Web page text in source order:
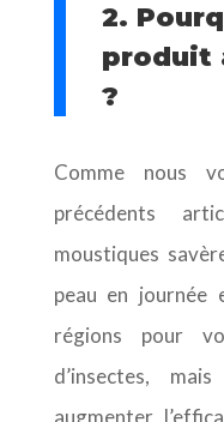
2.
produit
?
Comme nous
précédents
moustiques
peau en journée
régions pour
d’insectes,
augmenter